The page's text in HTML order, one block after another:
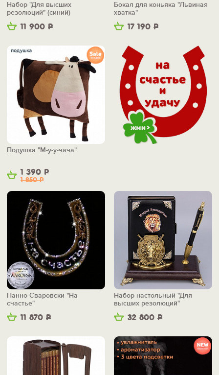
11 900 Р
Набор "Для высших
резолюций" (синий)
17 190 Р
Бокал для коньяка "Львиная
хватка"
1 390 Р
1 850Р
Подушка "М-у-у-чача"
11 870 Р
Панно Сваровски "На
счастье"
32 800 Р
Набор настольный "Для
высших резолюций"